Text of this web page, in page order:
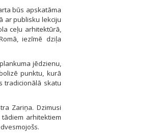
būs apskatāma
ar publisku lekciju
ceļu arhitektūrā,
iezīmē dziļa
jēdzienu,
punktu, kurā
tradicionālā skatu
Zariņa. Dzimusi
arhitektiem